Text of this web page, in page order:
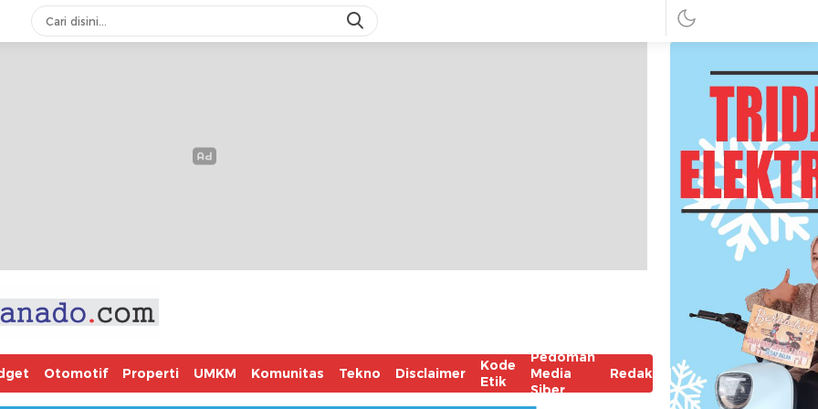
Otomotif Properti UMKM Komunitas Tekno Disclaimer
Kode
Etik
Pedoman
Media
Siber
Redaksi